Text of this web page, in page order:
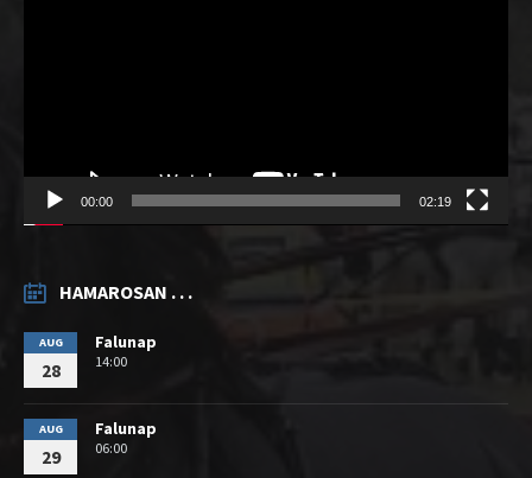
00:00 02:19
HAMAROSAN . . .
AUG
28
Falunap
14:00
AUG
29
Falunap
06:00